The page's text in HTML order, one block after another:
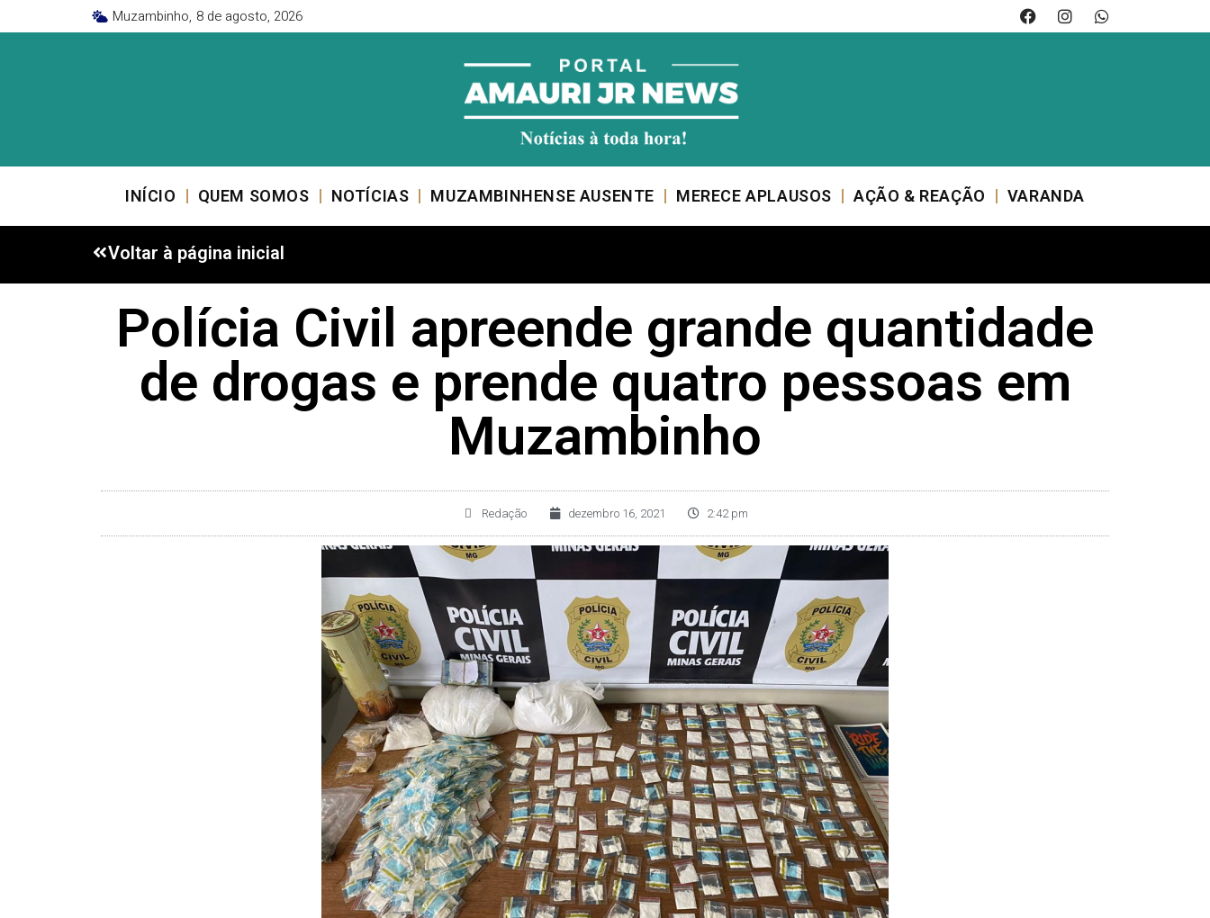
Muzambinho, 8 de agosto, 2026
INÍCIO QUEM SOMOS NOTÍCIAS MUZAMBINHENSE AUSENTE MERECE APLAUSOS AÇÃO & REAÇÃO VARANDA
Voltar à página inicial
Polícia Civil apreende grande quantidade
de drogas e prende quatro pessoas em
Muzambinho
Redação dezembro 16, 2021 2:42 pm